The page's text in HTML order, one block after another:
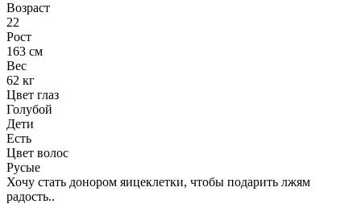
Возраст
22
Рост
163 см
Вес
62 кг
Цвет глаз
Голубой
Дети
Есть
Цвет волос
Русые
Хочу стать донором яицеклетки, чтобы подарить лжям
радость..